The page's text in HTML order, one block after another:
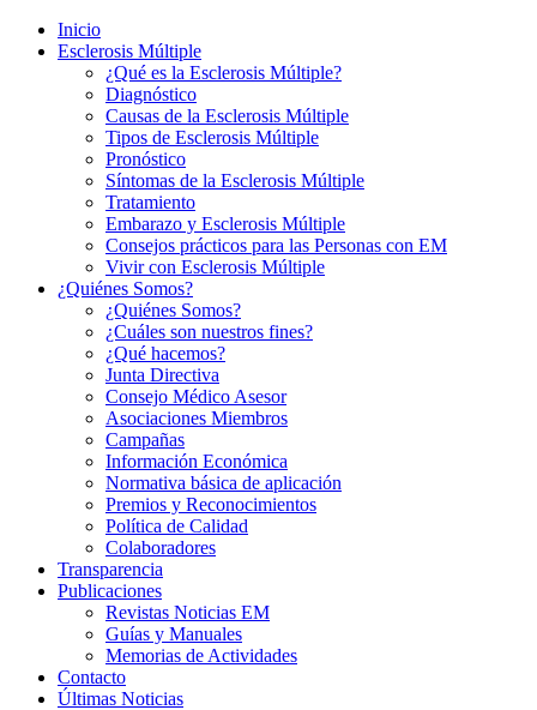
Inicio
Esclerosis Múltiple
¿Qué es la Esclerosis Múltiple?
Diagnóstico
Causas de la Esclerosis Múltiple
Tipos de Esclerosis Múltiple
Pronóstico
Síntomas de la Esclerosis Múltiple
Tratamiento
Embarazo y Esclerosis Múltiple
Consejos prácticos para las Personas con EM
Vivir con Esclerosis Múltiple
¿Quiénes Somos?
¿Quiénes Somos?
¿Cuáles son nuestros fines?
¿Qué hacemos?
Junta Directiva
Consejo Médico Asesor
Asociaciones Miembros
Campañas
Información Económica
Normativa básica de aplicación
Premios y Reconocimientos
Política de Calidad
Colaboradores
Transparencia
Publicaciones
Revistas Noticias EM
Guías y Manuales
Memorias de Actividades
Contacto
Últimas Noticias